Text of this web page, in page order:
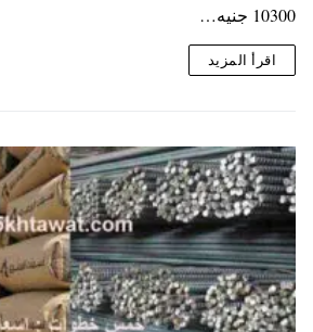
10300 جنيه…
اقرأ المزيد